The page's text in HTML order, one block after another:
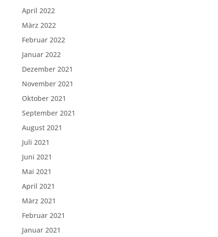
April 2022
März 2022
Februar 2022
Januar 2022
Dezember 2021
November 2021
Oktober 2021
September 2021
August 2021
Juli 2021
Juni 2021
Mai 2021
April 2021
März 2021
Februar 2021
Januar 2021